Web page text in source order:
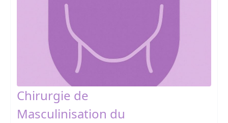
Chirurgie de
Masculinisation du